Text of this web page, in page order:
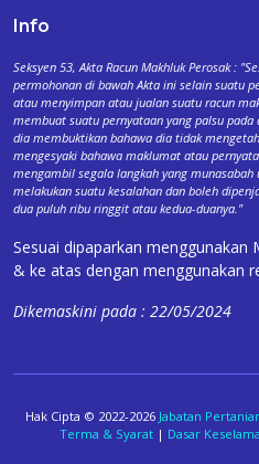
Info
Seksyen 53, Akta Racun Makhluk Perosak :
permohonan di bawah Akta ini selain suatu
atau menyimpan atau jualan suatu racun
membuat suatu pernyataan yang palsu
dia membuktikan bahawa dia tidak
mengesyaki bahawa maklumat atau
mengambil segala langkah yang
melakukan suatu kesalahan dan boleh
dua puluh ribu ringgit atau kedua-duanya."
Sesuai dipaparkan menggunakan
& ke atas dengan menggunakan
Dikemaskini pada : 22/05/2024
Hak Cipta © 2022-2026 Jabatan
Terma & Syarat| Dasar